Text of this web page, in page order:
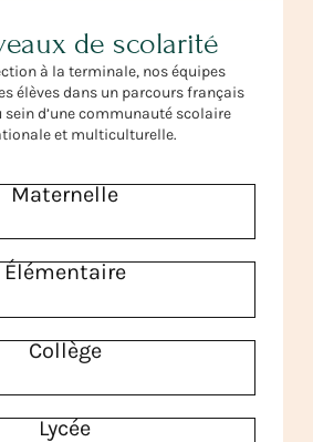
de scolarité
à la terminale, nos équipes
élèves dans un parcours français
sein d’une communauté scolaire
et multiculturelle.
Maternelle
Élémentaire
Collège
Lycée